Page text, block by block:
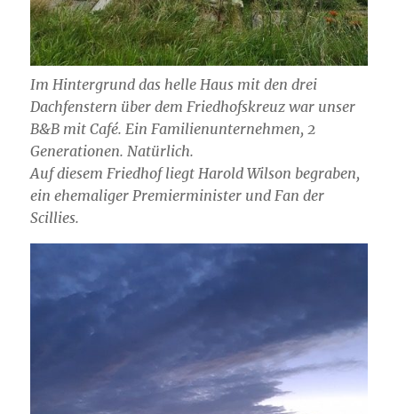
Im Hintergrund das helle Haus mit den drei
Dachfenstern über dem Friedhofskreuz war unser
B&B mit Café. Ein Familienunternehmen, 2
Generationen. Natürlich.
Auf diesem Friedhof liegt Harold Wilson begraben,
ein ehemaliger Premierminister und Fan der
Scillies.